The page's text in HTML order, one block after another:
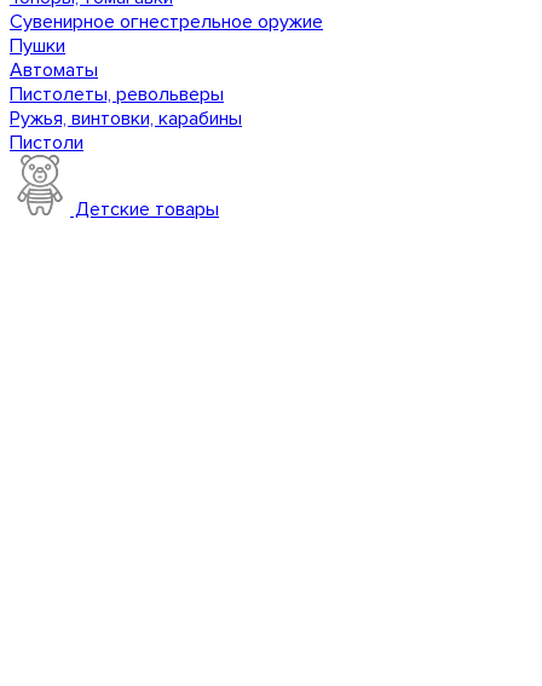
Сувенирное огнестрельное оружие
Пушки
Автоматы
Пистолеты, револьверы
Ружья, винтовки, карабины
Пистоли
Детские товары